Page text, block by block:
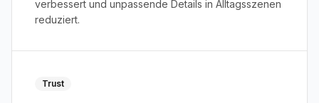
verbessert und unpassende Details in Alltagsszenen
reduziert.
Trust